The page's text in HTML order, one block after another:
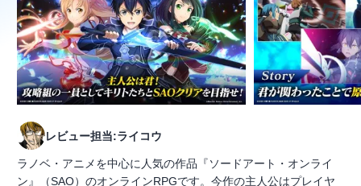
レビュー担当:ライコウ
ラノベ・アニメを中心に人気の作品『ソードアート・オンライ
ン』（SAO）のオンラインRPGです。今作の主人公はプレイヤ